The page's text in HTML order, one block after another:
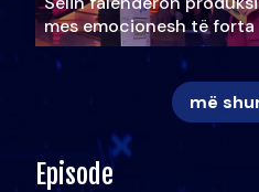
mes emocionesh të forta
më
Episode